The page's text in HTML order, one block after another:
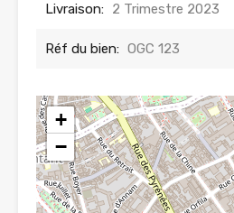
Livraison: 2 Trimestre 2023
Réf du bien: OGC 123
+
−